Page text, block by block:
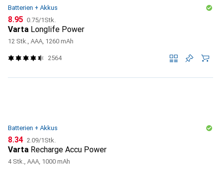
Batterien + Akkus
CHF
8.95 CHF
0.75/1Stk.
Varta Longlife Power
12 Stk., AAA, 1260 mAh
2564
Batterien + Akkus
CHF
8.34 CHF
2.09/1Stk.
Varta Recharge Accu Power
4 Stk., AAA, 1000 mAh